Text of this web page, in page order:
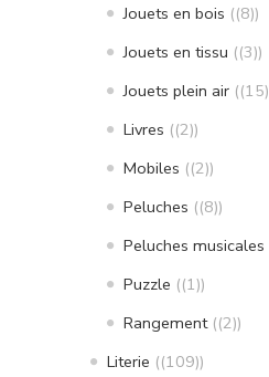
Jouets en bois (8)
Jouets en tissu (3)
Jouets plein air (15)
Livres (2)
Mobiles (2)
Peluches (8)
Peluches musicales
Puzzle (1)
Rangement (2)
Literie (109)